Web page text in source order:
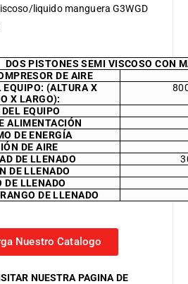
liquido manguera G3WGD
DOS PISTONES SEMI VISCOSO CON
DE AIRE
EQUIPO: (ALTURA X
X LARGO):
EQUIPO
ALIMENTACIÓN
DE ENERGÍA
DE AIRE
DE LLENADO
DE LLENADO
DE LLENADO
DE LLENADO
Nuestro Catalogo
NUESTRA PAGINA DE